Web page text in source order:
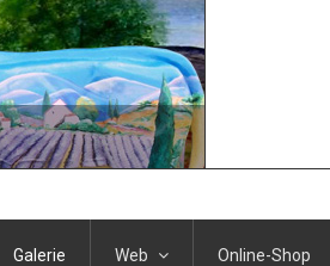
Galerie Web Online-Shop